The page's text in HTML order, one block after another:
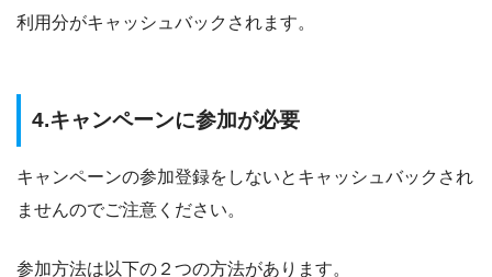
利用分がキャッシュバックされます。
4.キャンペーンに参加が必要
キャンペーンの参加登録をしないとキャッシュバックされ
ませんのでご注意ください。
参加方法は以下の２つの方法があります。